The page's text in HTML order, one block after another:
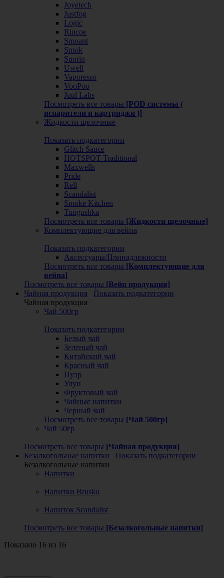
Joyetech
Justfog
Logic
Rincoe
Smoant
Smok
Suorin
Uwell
Vaporesso
VooPoo
Juul Labs
Посмотреть все товары [POD системы (
испарители и картриджи )]
Жидкости щелочные
Показать подкатегории
Glitch Sauce
HOTSPOT Traditional
Maxwells
Pride
Rell
Scandalist
Smoke Kitchen
Tungushka
Посмотреть все товары [Жидкости щелочные]
Комплектующие для вейпа
Показать подкатегории
Аксессуары/Принадлежности
Посмотреть все товары [Комплектующие для
вейпа]
Посмотреть все товары [Вейп продукция]
Чайная продукция
Показать подкатегории
Чайная продукция
Чай 500гр
Показать подкатегории
Белый чай
Зеленый чай
Китайский чай
Красный чай
Пуэр
Улун
Фруктовый чай
Чайные напитки
Черный чай
Посмотреть все товары [Чай 500гр]
Чай 50гр
Посмотреть все товары [Чайная продукция]
Безалкогольные напитки
Показать подкатегории
Безалкогольные напитки
Напитки
Напитки Brusko
Напиток Scandalist
Посмотреть все товары [Безалкогольные напитки]
Показано 16 из 16